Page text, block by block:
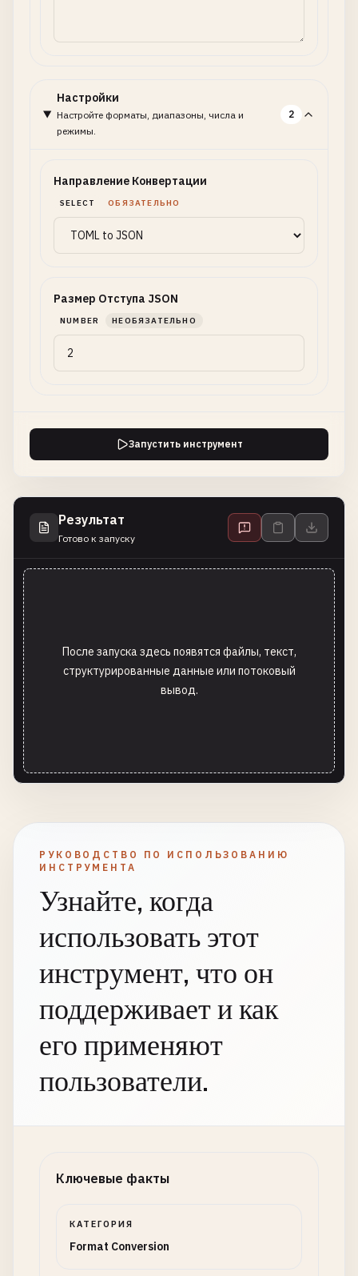
Настройки
Настройте форматы, диапазоны, числа и
режимы.
2
Направление Конвертации
SELECT ОБЯЗАТЕЛЬНО
Размер Отступа JSON
NUMBER НЕОБЯЗАТЕЛЬНО
Запустить инструмент
Результат
Готово к запуску
После запуска здесь появятся файлы, текст,
структурированные данные или потоковый
вывод.
РУКОВОДСТВО ПО ИСПОЛЬЗОВАНИЮ
ИНСТРУМЕНТА
Узнайте, когда
использовать этот
инструмент, что он
поддерживает и как
его применяют
пользователи.
Ключевые факты
КАТЕГОРИЯ
Format Conversion